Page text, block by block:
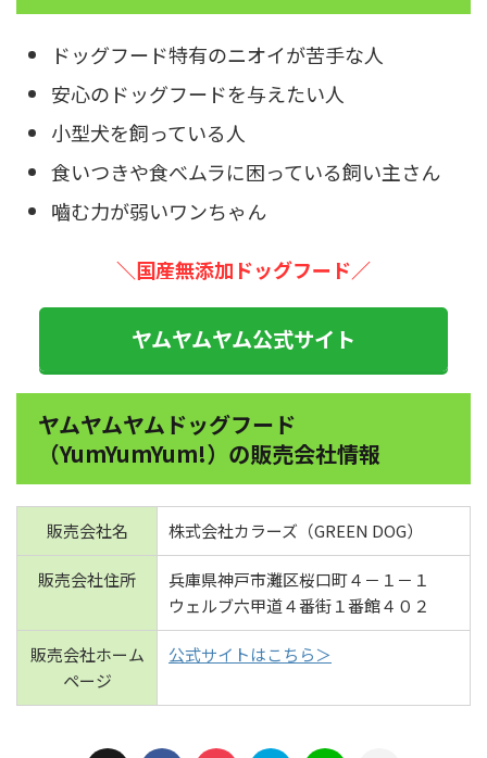
ドッグフード特有のニオイが苦手な人
安心のドッグフードを与えたい人
小型犬を飼っている人
食いつきや食べムラに困っている飼い主さん
嚙む力が弱いワンちゃん
＼国産無添加ドッグフード／
ヤムヤムヤム公式サイト
ヤムヤムヤムドッグフード
（YumYumYum!）の販売会社情報
販売会社名 株式会社カラーズ（GREEN DOG）
販売会社住所
兵庫県神戸市灘区桜口町４－１－１
ウェルブ六甲道４番街１番館４０２
販売会社ホーム
ページ
公式サイトはこちら＞